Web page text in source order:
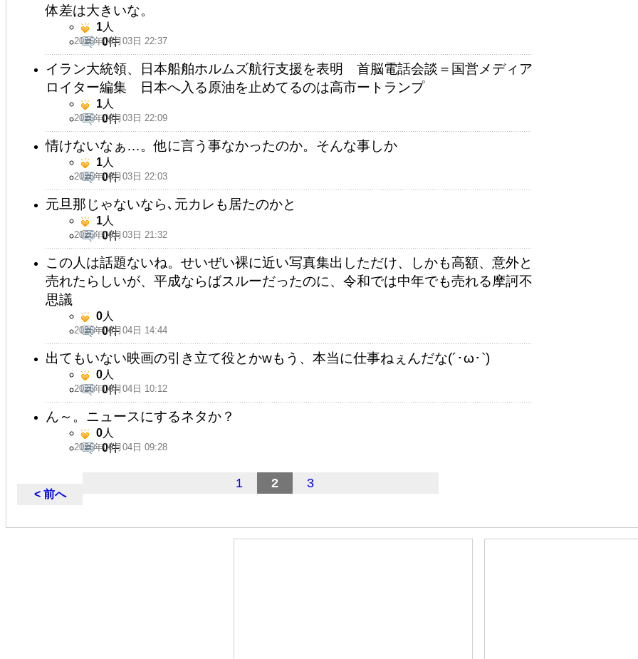
体差は大きいな。
2026年06月03日 22:37
1人
0件
イラン大統領、日本船舶ホルムズ航行支援を表明 首脳電話会談＝国営メディア
ロイター編集 日本へ入る原油を止めてるのは高市ートランプ
2026年06月03日 22:09
1人
0件
情けないなぁ…。他に言う事なかったのか。そんな事しか
2026年06月03日 22:03
1人
0件
元旦那じゃないなら､元カレも居たのかと
2026年06月03日 21:32
1人
0件
この人は話題ないね。せいぜい裸に近い写真集出しただけ、しかも高額、意外と
売れたらしいが、平成ならばスルーだったのに、令和では中年でも売れる摩訶不
思議
2026年06月04日 14:44
0人
0件
出てもいない映画の引き立て役とかwもう、本当に仕事ねぇんだな(´･ω･`)
2026年06月04日 10:12
0人
0件
ん～。ニュースにするネタか？
2026年06月04日 09:28
0人
0件
< 前へ
1 2 3